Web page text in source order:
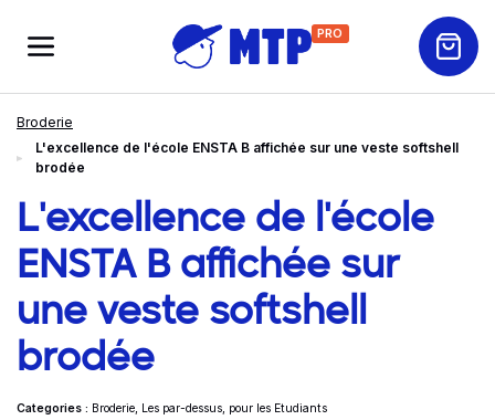
PRO
Broderie
L'excellence de l'école ENSTA B affichée sur une veste softshell
brodée
L'excellence de l'école
ENSTA B affichée sur
une veste softshell
brodée
Categories : Broderie Les par-dessus pour les Etudiants